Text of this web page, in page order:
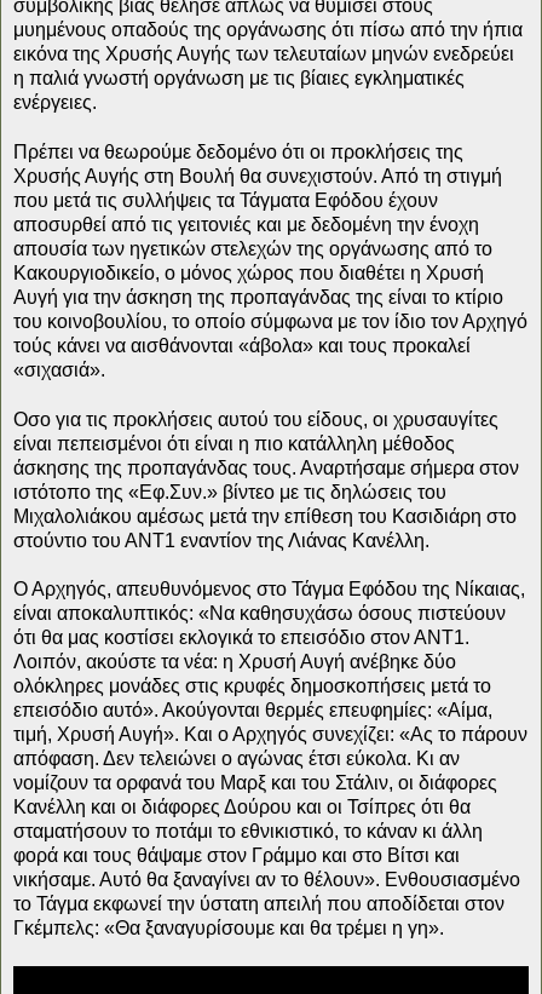
συμβολικής βίας θέλησε απλώς να θυμίσει στους
μυημένους οπαδούς της οργάνωσης ότι πίσω από την ήπια
εικόνα της Χρυσής Αυγής των τελευταίων μηνών ενεδρεύει
η παλιά γνωστή οργάνωση με τις βίαιες εγκληματικές
ενέργειες.
Πρέπει να θεωρούμε δεδομένο ότι οι προκλήσεις της
Χρυσής Αυγής στη Βουλή θα συνεχιστούν. Από τη στιγμή
που μετά τις συλλήψεις τα Τάγματα Εφόδου έχουν
αποσυρθεί από τις γειτονιές και με δεδομένη την ένοχη
απουσία των ηγετικών στελεχών της οργάνωσης από το
Κακουργιοδικείο, ο μόνος χώρος που διαθέτει η Χρυσή
Αυγή για την άσκηση της προπαγάνδας της είναι το κτίριο
του κοινοβουλίου, το οποίο σύμφωνα με τον ίδιο τον Αρχηγό
τούς κάνει να αισθάνονται «άβολα» και τους προκαλεί
«σιχασιά».
Οσο για τις προκλήσεις αυτού του είδους, οι χρυσαυγίτες
είναι πεπεισμένοι ότι είναι η πιο κατάλληλη μέθοδος
άσκησης της προπαγάνδας τους. Αναρτήσαμε σήμερα στον
ιστότοπο της «Εφ.Συν.» βίντεο με τις δηλώσεις του
Μιχαλολιάκου αμέσως μετά την επίθεση του Κασιδιάρη στο
στούντιο του ΑΝΤ1 εναντίον της Λιάνας Κανέλλη.
Ο Αρχηγός, απευθυνόμενος στο Τάγμα Εφόδου της Νίκαιας,
είναι αποκαλυπτικός: «Να καθησυχάσω όσους πιστεύουν
ότι θα μας κοστίσει εκλογικά το επεισόδιο στον ΑΝΤ1.
Λοιπόν, ακούστε τα νέα: η Χρυσή Αυγή ανέβηκε δύο
ολόκληρες μονάδες στις κρυφές δημοσκοπήσεις μετά το
επεισόδιο αυτό». Ακούγονται θερμές επευφημίες: «Αίμα,
τιμή, Χρυσή Αυγή». Και ο Αρχηγός συνεχίζει: «Ας το πάρουν
απόφαση. Δεν τελειώνει ο αγώνας έτσι εύκολα. Κι αν
νομίζουν τα ορφανά του Μαρξ και του Στάλιν, οι διάφορες
Κανέλλη και οι διάφορες Δούρου και οι Τσίπρες ότι θα
σταματήσουν το ποτάμι το εθνικιστικό, το κάναν κι άλλη
φορά και τους θάψαμε στον Γράμμο και στο Βίτσι και
νικήσαμε. Αυτό θα ξαναγίνει αν το θέλουν». Ενθουσιασμένο
το Τάγμα εκφωνεί την ύστατη απειλή που αποδίδεται στον
Γκέμπελς: «Θα ξαναγυρίσουμε και θα τρέμει η γη».